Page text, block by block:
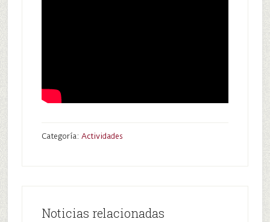
Categoría: Actividades
Noticias relacionadas